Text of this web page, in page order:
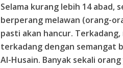
Selama kurang lebih 14 abad,
berperang melawan (orang-
pasti akan hancur.
terkadang dengan semangat
Al-Husain. Banyak sekali